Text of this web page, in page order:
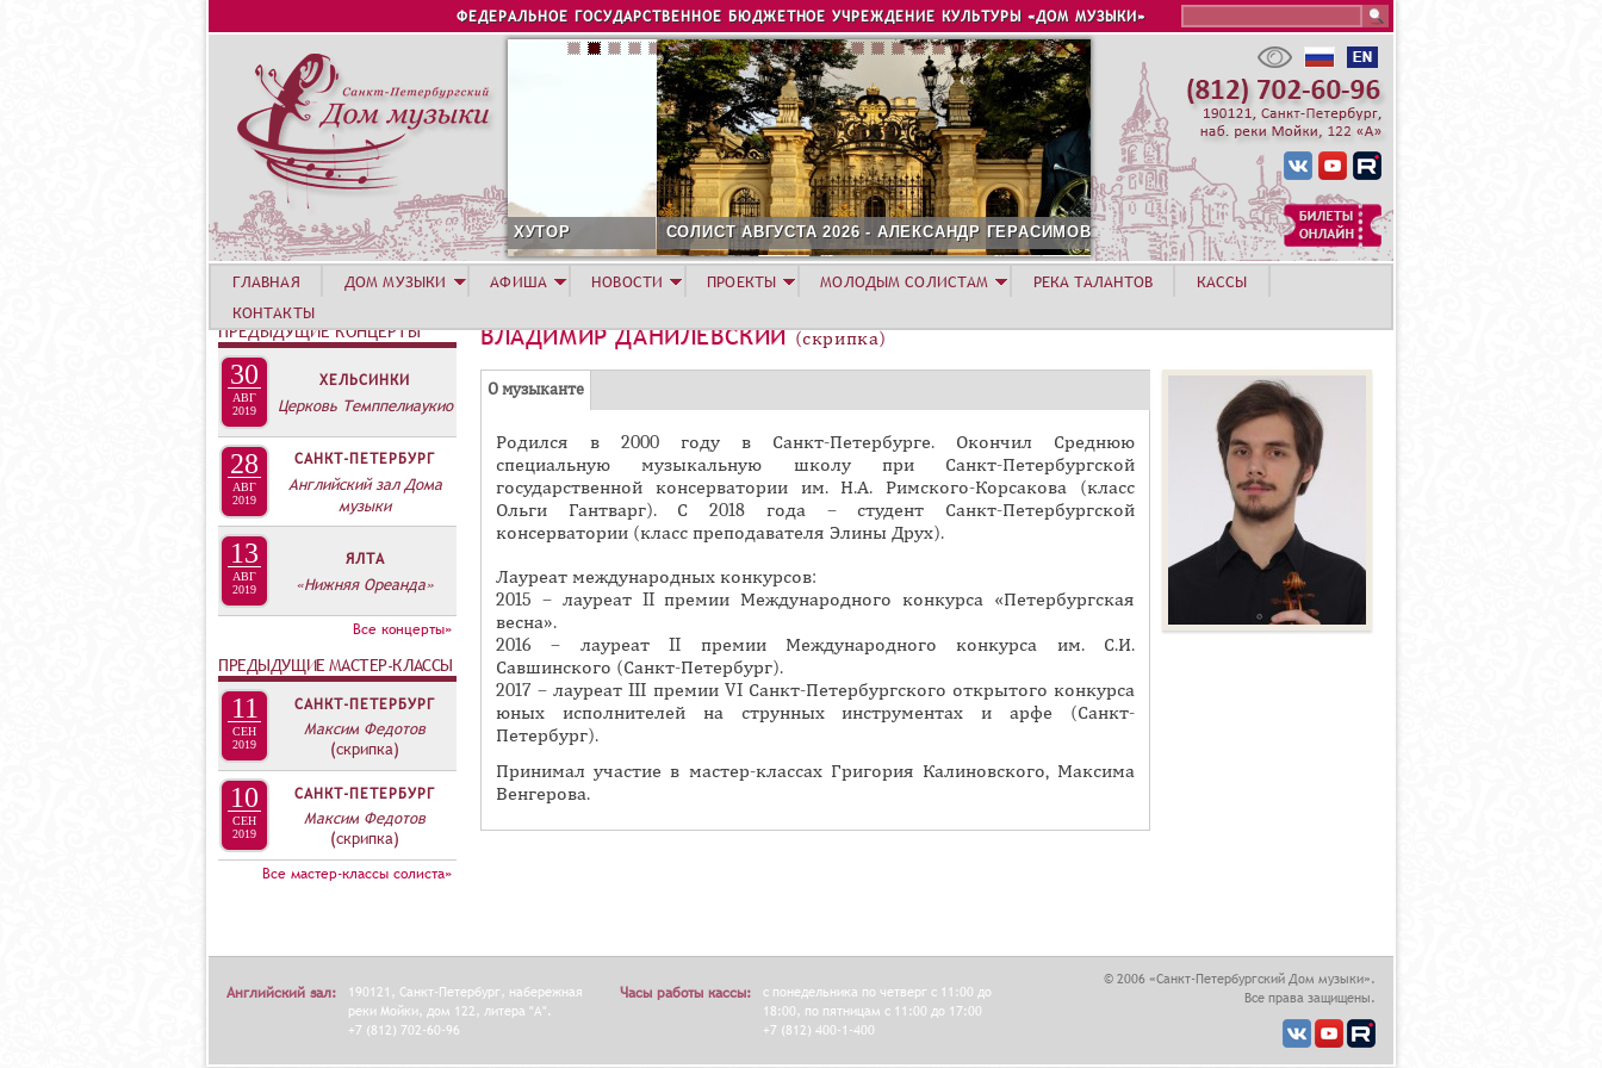
Jump to navigation
ФЕДЕРАЛЬНОЕ ГОСУДАРСТВЕННОЕ БЮДЖЕТНОЕ УЧРЕЖДЕНИЕ КУЛЬТУРЫ «ДОМ МУЗЫКИ»
КОНЦЕРТ ЛЕТНЕЙ АКАДЕМИИ. РОЗА ХУТОР СОЛИСТ АВГУСТА 2026 - АЛЕКСАНДР ГЕРАСИМОВ
ВЛАДИМИР ДАНИЛЕВСКИЙ(скрипка)
Г
П
Л
Д
О
Т
О музыканте(
а
к
т
и
в
а
в
к
л
а
к
Родился в 2000 году в Санкт-Петербурге. Окончил Среднюю
специальную музыкальную школу при Санкт-Петербургской
государственной консерватории им. Н.А. Римского-Корсакова (класс
Ольги Гантварг). С 2018 года – студент Санкт-Петербургской
консерватории (класс преподавателя Элины Друх).
Лауреат международных конкурсов:
2015 – лауреат II премии Международного конкурса «Петербургская
весна».
2016 – лауреат II премии Международного конкурса им. С.И.
Савшинского (Санкт-Петербург).
2017 – лауреат III премии VI Санкт-Петербургского открытого конкурса
юных исполнителей на струнных инструментах и арфе (Санкт-
Петербург).
Принимал участие в мастер-классах Григория Калиновского, Максима
Венгерова.
ГЛАВНАЯ ДОМ МУЗЫКИ АФИША НОВОСТИ ПРОЕКТЫ МОЛОДЫМ СОЛИСТАМ РЕКА ТАЛАНТОВ
КАССЫ
КОНТАКТЫ
ПРЕДЫДУЩИЕ КОНЦЕРТЫ
30
АВГ
2019
ХЕЛЬСИНКИ
Церковь Темппелиаукио
28
АВГ
2019
САНКТ-ПЕТЕРБУРГ
Английский зал Дома
музыки
13
АВГ
2019
ЯЛТА
«Нижняя Ореанда»
Все концерты»
ПРЕДЫДУЩИЕ МАСТЕР-КЛАССЫ
11
СЕН
2019
САНКТ-ПЕТЕРБУРГ
Максим Федотов
(скрипка)
10
СЕН
2019
САНКТ-ПЕТЕРБУРГ
Максим Федотов
(скрипка)
Все мастер-классы солиста»
Английский зал:
190121, Санкт-Петербург, набережная
реки Мойки, дом 122, литера "А".
+7 (812) 702-60-96
Часы работы кассы:
с понедельника по четверг с 11:00 до
18:00, по пятницам с 11:00 до 17:00
+7 (812) 400-1-400
© 2006 «Санкт-Петербургский Дом музыки».
Все права защищены.